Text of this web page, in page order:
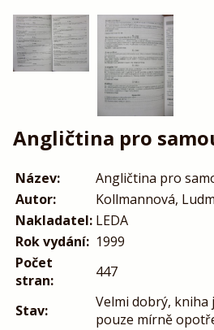
Angličtina pro
Název:
Angličtina pro
Autor:
Kollmannová,
Nakladatel: LEDA
Rok vydání: 1999
Počet
stran:
447
Stav:
Velmi dobrý, kniha
pouze mírně